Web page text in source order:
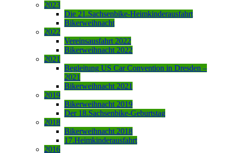
2023
Die 21.Sachsenbike-Heimkinderausfahrt
Bikerweihnacht
2022
Vereinsausfahrt 2022
Bikerweihnacht 2022
2021
Begleitung US Car Convention in Dresden –
2021
Bikerweihnacht 2021
2019
Bikerweihnacht 2019
Der 18.Sachsenbike-Geburtstag
2018
Bikerweihnacht 2018
17.Heimkinderausfahrt
2016